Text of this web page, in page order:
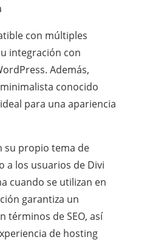
con múltiples
integración con
Además,
conocido
para una apariencia
su propio tema de
a los usuarios de Divi
cuando se utilizan en
garantiza un
términos de SEO, así
de hosting